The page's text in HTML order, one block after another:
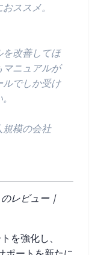
ススメ。
改善してほ
マニュアルが
でしか受け
模の会社
レビュー｜
を強化し、